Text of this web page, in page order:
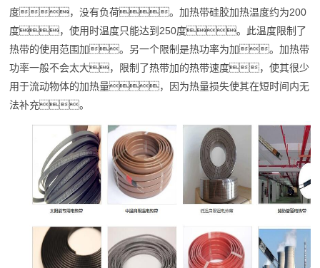
度，没有负荷。加热带硅胶加热温度约为200
度，使用时温度只能达到250度。此温度限制了
热带的使用范围加。另一个限制是热功率为加。加热带
功率一般不会太大，限制了热带加的热带速度，使其很少
用于流动物体的加热量，因为热量损失使其在短时间内无
法补充。